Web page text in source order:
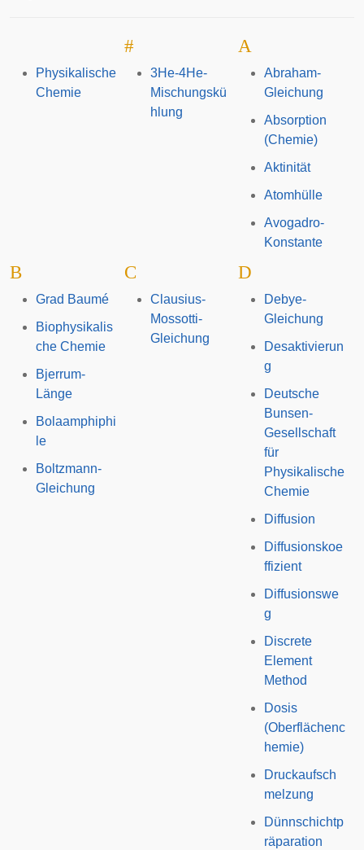
Physikalische
Chemie
#
3He-4He-
Mischungskü
hlung
A
Abraham-
Gleichung
Absorption
(Chemie)
Aktinität
Atomhülle
Avogadro-
Konstante
B
Grad Baumé
Biophysikalis
che Chemie
Bjerrum-
Länge
Bolaamphiphi
le
Boltzmann-
Gleichung
C
Clausius-
Mossotti-
Gleichung
D
Debye-
Gleichung
Desaktivierun
g
Deutsche
Bunsen-
Gesellschaft
für
Physikalische
Chemie
Diffusion
Diffusionskoe
ffizient
Diffusionswe
g
Discrete
Element
Method
Dosis
(Oberflächenc
hemie)
Druckaufsch
melzung
Dünnschichtp
räparation